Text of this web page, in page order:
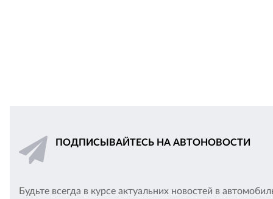
ПОДПИСЫВАЙТЕСЬ НА АВТОНОВОСТИ
Будьте всегда в курсе актуальних новостей в